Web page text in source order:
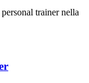
trainer nella